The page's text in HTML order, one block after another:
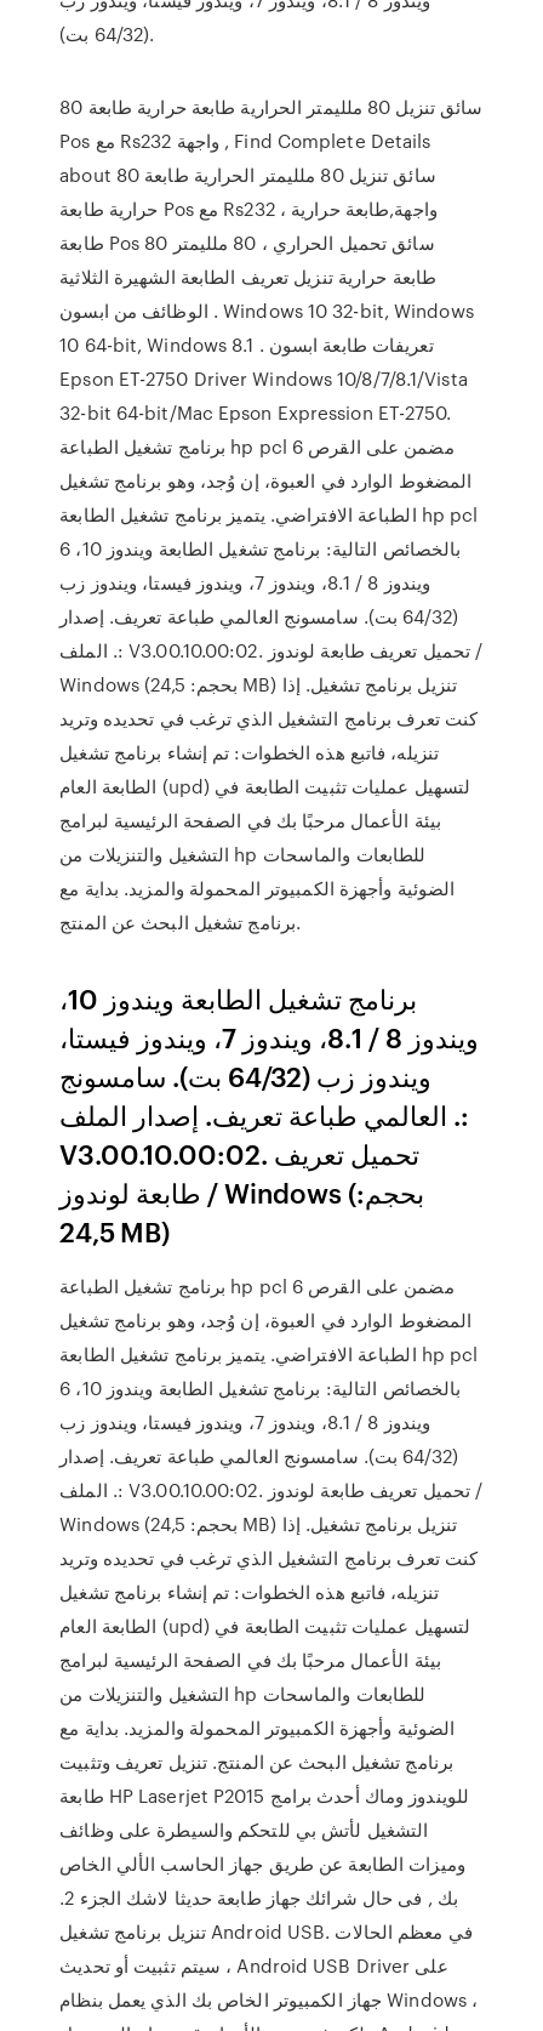
(64/32 بت).
80 سائق تنزيل 80 ملليمتر الحرارية طابعة حرارية طابعة
Pos مع Rs232 واجهة , Find Complete Details
about 80 سائق تنزيل 80 ملليمتر الحرارية طابعة
حرارية طابعة Pos مع Rs232 واجهة,طابعة حرارية ،
طابعة Pos 80 سائق تحميل الحراري ، 80 ملليمتر
طابعة حرارية تنزيل تعريف الطابعة الشهيرة الثلاثية
الوظائف من ابسون . Windows 10 32-bit, Windows
10 64-bit, Windows 8.1 . تعريفات طابعة ابسون
Epson ET-2750 Driver Windows 10/8/7/8.1/Vista
32-bit 64-bit/Mac Epson Expression ET-2750.
برنامج تشغيل الطباعة hp pcl 6 مضمن على القرص
المضغوط الوارد في العبوة، إن وُجد، وهو برنامج تشغيل
الطباعة الافتراضي. يتميز برنامج تشغيل الطابعة hp pcl
6 بالخصائص التالية: برنامج تشغيل الطابعة ويندوز 10،
ويندوز 8 / 8.1، ويندوز 7، ويندوز فيستا، ويندوز زب
(64/32 بت). سامسونج العالمي طباعة تعريف. إصدار
الملف .: V3.00.10.00:02. تحميل تعريف طابعة لوندوز /
Windows (بحجم: 24,5 MB) تنزيل برنامج تشغيل. إذا
كنت تعرف برنامج التشغيل الذي ترغب في تحديده وتريد
تنزيله، فاتبع هذه الخطوات: تم إنشاء برنامج تشغيل
الطابعة العام (upd) لتسهيل عمليات تثبيت الطابعة في
بيئة الأعمال مرحبًا بك في الصفحة الرئيسية لبرامج
التشغيل والتنزيلات من hp للطابعات والماسحات
الضوئية وأجهزة الكمبيوتر المحمولة والمزيد. بداية مع
برنامج تشغيل البحث عن المنتج.
برنامج تشغيل الطابعة ويندوز 10،
ويندوز 8 / 8.1، ويندوز 7، ويندوز فيستا،
ويندوز زب (64/32 بت). سامسونج
العالمي طباعة تعريف. إصدار الملف .:
V3.00.10.00:02. تحميل تعريف
طابعة لوندوز / Windows (بحجم:
24,5 MB)
برنامج تشغيل الطباعة hp pcl 6 مضمن على القرص
المضغوط الوارد في العبوة، إن وُجد، وهو برنامج تشغيل
الطباعة الافتراضي. يتميز برنامج تشغيل الطابعة hp pcl
6 بالخصائص التالية: برنامج تشغيل الطابعة ويندوز 10،
ويندوز 8 / 8.1، ويندوز 7، ويندوز فيستا، ويندوز زب
(64/32 بت). سامسونج العالمي طباعة تعريف. إصدار
الملف .: V3.00.10.00:02. تحميل تعريف طابعة لوندوز /
Windows (بحجم: 24,5 MB) تنزيل برنامج تشغيل. إذا
كنت تعرف برنامج التشغيل الذي ترغب في تحديده وتريد
تنزيله، فاتبع هذه الخطوات: تم إنشاء برنامج تشغيل
الطابعة العام (upd) لتسهيل عمليات تثبيت الطابعة في
بيئة الأعمال مرحبًا بك في الصفحة الرئيسية لبرامج
التشغيل والتنزيلات من hp للطابعات والماسحات
الضوئية وأجهزة الكمبيوتر المحمولة والمزيد. بداية مع
برنامج تشغيل البحث عن المنتج. تنزيل تعريف وتثبيت
طابعة HP Laserjet P2015 للويندوز وماك أحدث برامج
التشغيل لأتش بي للتحكم والسيطرة على وظائف
وميزات الطابعة عن طريق جهاز الحاسب الألي الخاص
بك , فى حال شرائك جهاز طابعة حديثا لاشك الجزء 2.
تنزيل برنامج تشغيل Android USB. في معظم الحالات
، سيتم تثبيت أو تحديث Android USB Driver على
جهاز الكمبيوتر الخاص بك الذي يعمل بنظام Windows ،